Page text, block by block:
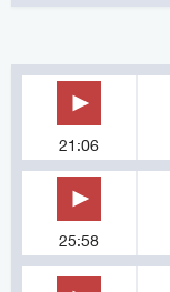
21:06
25:58